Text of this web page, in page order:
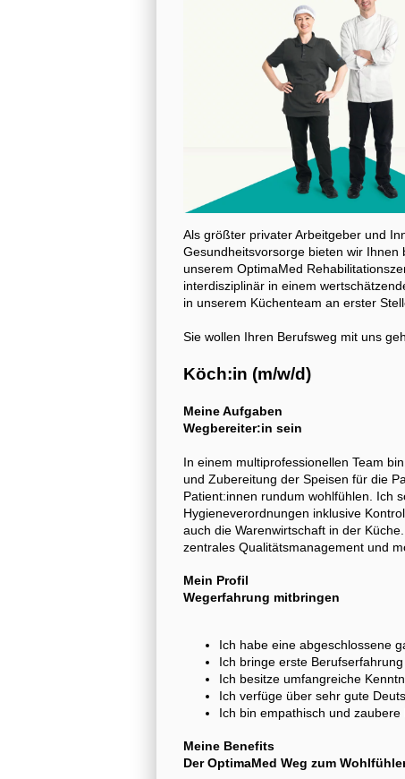
Als größter privater Arbeitgeber und
Gesundheitsvorsorge bieten wir Ihnen
unserem OptimaMed
interdisziplinär in einem
in unserem Küchenteam an erster
Sie wollen Ihren Berufsweg mit uns
Köch:in (m/w/d)
Meine Aufgaben
Wegbereiter:in sein
In einem multiprofessionellen Team
und Zubereitung der Speisen für die
Patient:innen rundum wohlfühlen. Ich
Hygieneverordnungen inklusive
auch die Warenwirtschaft in der
zentrales Qualitätsmanagement und
Mein Profil
Wegerfahrung mitbringen
Ich habe eine abgeschlossene
Ich bringe erste
Ich besitze umfangreiche
Ich verfüge über sehr gute
Ich bin empathisch und
Meine Benefits
Der OptimaMed Weg zum